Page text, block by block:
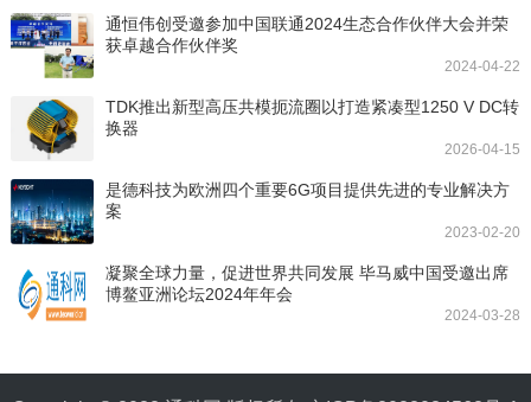
通恒伟创受邀参加中国联通2024生态合作伙伴大会并荣
获卓越合作伙伴奖
2024-04-22
TDK推出新型高压共模扼流圈以打造紧凑型1250 V DC转
换器
2026-04-15
是德科技为欧洲四个重要6G项目提供先进的专业解决方
案
2023-02-20
凝聚全球力量，促进世界共同发展 毕马威中国受邀出席
博鳌亚洲论坛2024年年会
2024-03-28